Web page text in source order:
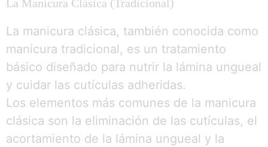
La Manicura Clásica (tradicional)
La manicura clásica, también conocida como
manicura tradicional, es un tratamiento
básico diseñado para nutrir la lámina ungueal
y cuidar las cutículas adheridas.
Los elementos más comunes de la manicura
clásica son la eliminación de las cutículas, el
acortamiento de la lámina ungueal y la